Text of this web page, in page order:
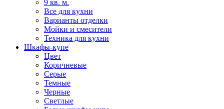
9 кв. м.
Все для кухни
Варианты отделки
Мойки и смесители
Техника для кухни
Шкафы-купе
Цвет
Коричневые
Серые
Темные
Черные
Светлые